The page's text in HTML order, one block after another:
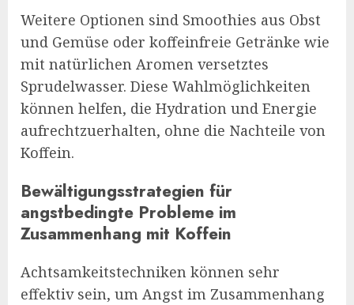
Weitere Optionen sind Smoothies aus Obst
und Gemüse oder koffeinfreie Getränke wie
mit natürlichen Aromen versetztes
Sprudelwasser. Diese Wahlmöglichkeiten
können helfen, die Hydration und Energie
aufrechtzuerhalten, ohne die Nachteile von
Koffein.
Bewältigungsstrategien für
angstbedingte Probleme im
Zusammenhang mit Koffein
Achtsamkeitstechniken können sehr
effektiv sein, um Angst im Zusammenhang